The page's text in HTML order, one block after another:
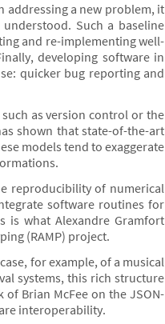
addressing a new problem, it
Such a baseline
and re-implementing well-
developing software in
quicker bug reporting and
as version control or the
shown that state-of-the-art
models tend to exaggerate
reproducibility of numerical
software routines for
is what Alexandre Gramfort
(RAMP) project.
for example, of a musical
systems, this rich structure
Brian McFee on the JSON-
interoperability.